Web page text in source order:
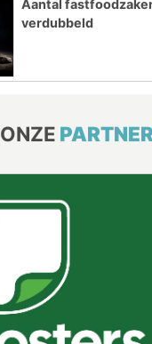
Aantal
verdubbeld
ONZE